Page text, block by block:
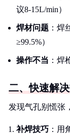
议8-15L/min）
焊材问题 ：焊
≥99.5%）
操作不当 ：焊
二、快速解
发现气孔别慌张
补焊技巧 ：用